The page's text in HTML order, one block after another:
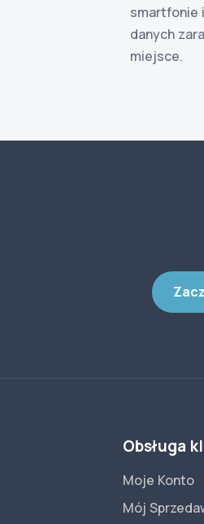
smartfonie
danych
miejsce.
Obsługa
Moje Konto
Mój